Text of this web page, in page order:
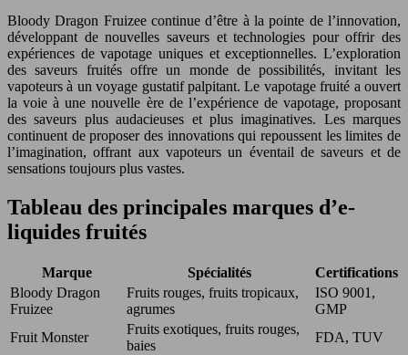
Bloody Dragon Fruizee continue d’être à la pointe de l’innovation,
développant de nouvelles saveurs et technologies pour offrir des
expériences de vapotage uniques et exceptionnelles. L’exploration
des saveurs fruités offre un monde de possibilités, invitant les
vapoteurs à un voyage gustatif palpitant. Le vapotage fruité a ouvert
la voie à une nouvelle ère de l’expérience de vapotage, proposant
des saveurs plus audacieuses et plus imaginatives. Les marques
continuent de proposer des innovations qui repoussent les limites de
l’imagination, offrant aux vapoteurs un éventail de saveurs et de
sensations toujours plus vastes.
Tableau des principales marques d’e-
liquides fruités
Marque Spécialités
Certifications
Bloody Dragon
Fruizee
Fruits rouges, fruits tropicaux,
agrumes
ISO 9001,
GMP
Fruit Monster
Fruits exotiques, fruits rouges,
baies
FDA, TUV